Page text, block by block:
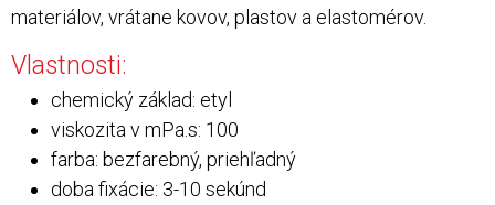
materiálov, vrátane kovov, plastov a elastomérov.
Vlastnosti:
chemický základ: etyl
viskozita v mPa.s: 100
farba: bezfarebný, priehľadný
doba fixácie: 3-10 sekúnd